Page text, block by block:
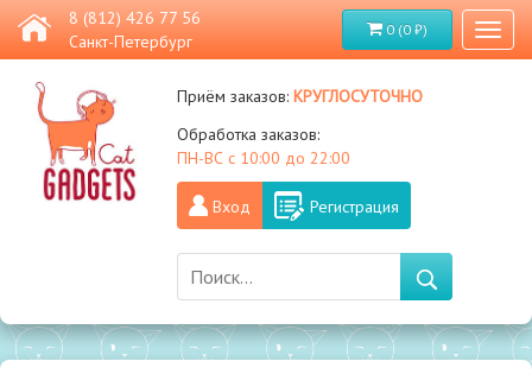
8 (812) 426 77 56
Санкт-Петербург
0 (0 ₽)
Приём заказов:круглосуточно
Обработка заказов:
ПН-ВС с 10:00 до 22:00
Вход Регистрация